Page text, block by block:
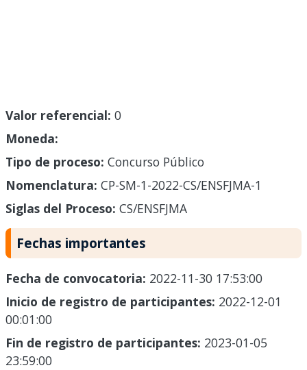
Valor referencial: 0
Moneda:
Tipo de proceso: Concurso Público
Nomenclatura: CP-SM-1-2022-CS/ENSFJMA-1
Siglas del Proceso: CS/ENSFJMA
Fechas importantes
Fecha de convocatoria: 2022-11-30 17:53:00
Inicio de registro de participantes: 2022-12-01
00:01:00
Fin de registro de participantes: 2023-01-05
23:59:00